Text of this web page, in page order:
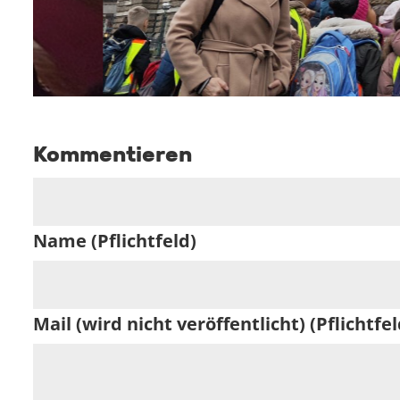
Kommentieren
Name (Pflichtfeld)
Mail (wird nicht veröffentlicht)